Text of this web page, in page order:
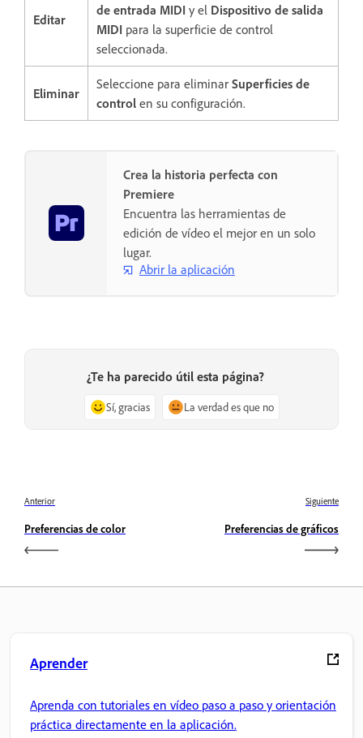
Editar
de entrada MIDI y el Dispositivo de salida
MIDI para la superficie de control
seleccionada.
Eliminar
Seleccione para eliminar Superficies de
control en su configuración.
Crea la historia perfecta con
Premiere
Encuentra las herramientas de
edición de vídeo el mejor en un solo
lugar.
Abrir la aplicación
¿Te ha parecido útil esta página?
Sí, gracias La verdad es que no
Anterior
Preferencias de color
Siguiente
Preferencias de gráficos
Aprender
Aprenda con tutoriales en vídeo paso a paso y orientación
práctica directamente en la aplicación.